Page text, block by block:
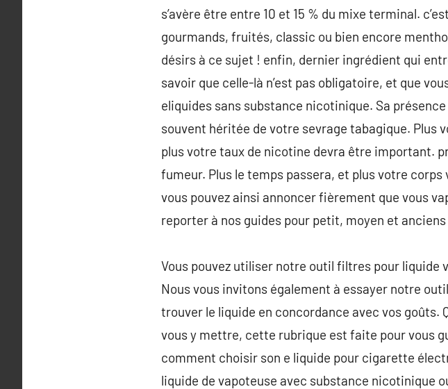
s’avère être entre 10 et 15 % du mixe terminal.
gourmands, fruités, classic ou bien encore
désirs à ce sujet ! enfin, dernier ingrédient qui
savoir que celle-là n’est pas obligatoire, et que
eliquides sans substance nicotinique. Sa
souvent héritée de votre sevrage tabagique.
plus votre taux de nicotine devra être important.
fumeur. Plus le temps passera, et plus votre
vous pouvez ainsi annoncer fièrement que vous
reporter à nos guides pour petit, moyen et
Vous pouvez utiliser notre outil filtres pour
Nous vous invitons également à essayer notre
trouver le liquide en concordance avec vos goûts.
vous y mettre, cette rubrique est faite pour vous
comment choisir son e liquide pour cigarette
liquide de vapoteuse avec substance nicotinique